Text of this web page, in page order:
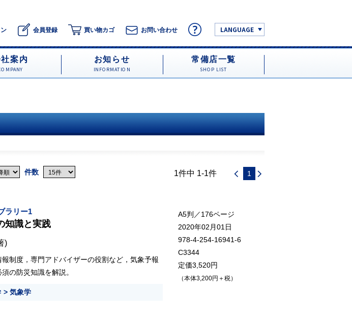
会員登録 買い物カゴ お問い合わせ LANGUAGE
案内 お知らせ
INFORMATION
常備店一覧
SHOP LIST
件数 1件中 1-1件 1
ラリー1
知識と実践
)
制度，専門アドバイザーの役割など，気象予報
の防災知識を解説。
気象学
A5判／176ページ
2020年02月01日
978-4-254-16941-6
C3344
定価3,520円
（本体3,200円＋税）